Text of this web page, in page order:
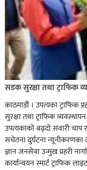
ग्यासमा कालोबजारी
सबैजसो डिलरमा
सडक सुरक्षा तथा ट्राफिक
काठमाडौं । उपत्यका ट्राफिक
सुरक्षा तथा ट्राफिक
उपत्यकाको बढ्दो सवारी चाप
सचेतना दुर्घटना न्यूनीकरणका
ज्ञान जनसेवा उन्मुख प्रहरी
कार्यान्वयन स्मार्ट ट्राफिक